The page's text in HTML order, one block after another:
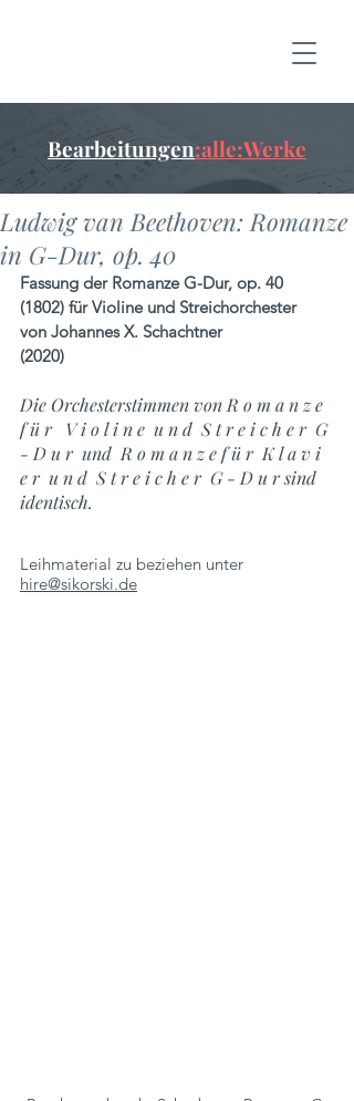
Bearbeitungen:alle:Werke
Ludwig van Beethoven: Romanze
in G-Dur, op. 40
Fassung der Romanze G-Dur, op. 40
(1802) für Violine und Streichorchester
von Johannes X. Schachtner
(2020)
Die Orchesterstimmen von R o m a n z e
f ü r   V i o l i n e  u n d  S t r e i c h e r  G
- D u r  und  R o m a n z e f ü r  K l a v i
e r  u n d  S t r e i c h e r  G - D u r sind
identisch.
Leihmaterial zu beziehen unter
hire@sikorski.de